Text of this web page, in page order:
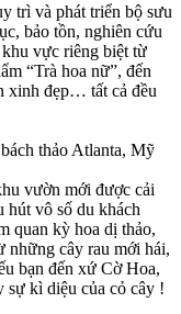
trì và phát triển bộ sưu
bảo tồn, nghiên cứu
vực riêng biệt từ
“Trà hoa nữ”, đến
xinh đẹp… tất cả đều
vườn mới được cải
hút vô số du khách
quan kỳ hoa dị thảo,
những cây rau mới hái,
bạn đến xứ Cờ Hoa,
sự kì diệu của cỏ cây !